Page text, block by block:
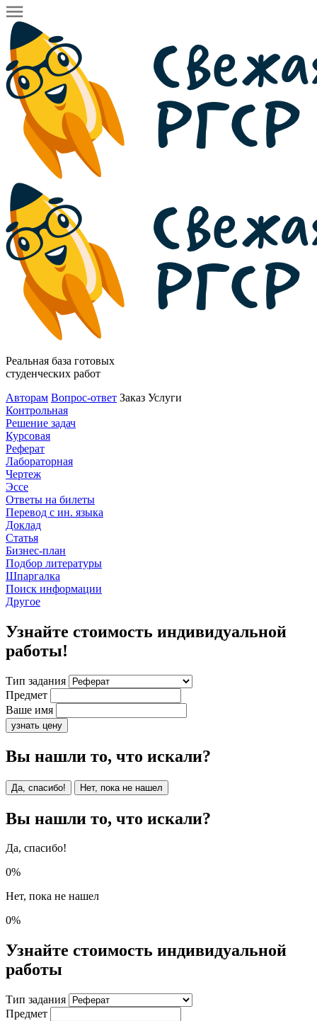
Реальная база готовых
студенческих работ
Авторам Вопрос-ответ Заказ Услуги
Контрольная
Решение задач
Курсовая
Реферат
Лабораторная
Чертеж
Эссе
Ответы на билеты
Перевод с ин. языка
Доклад
Статья
Бизнес-план
Подбор литературы
Шпаргалка
Поиск информации
Другое
Узнайте стоимость индивидуальной
работы!
Тип задания
Предмет
Ваше имя
узнать цену
Вы нашли то, что искали?
Да, спасибо! Нет, пока не нашел
Вы нашли то, что искали?
Да, спасибо!
0%
Нет, пока не нашел
0%
Узнайте стоимость индивидуальной
работы
Тип задания
Предмет